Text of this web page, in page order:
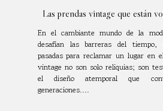
Las prendas vintage que están
En el cambiante mundo de la
desafían las barreras del tiempo,
pasadas para reclamar un lugar en
vintage no son solo reliquias; son
el diseño atemporal que
generaciones....